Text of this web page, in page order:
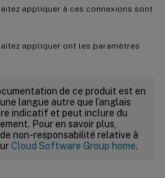
appliquer à ces connexions sont
appliquer ont les paramètres
de ce produit est en
langue autre que l’anglais
indicatif et peut inclure du
Pour en savoir plus,
non-responsabilité relative à
Cloud Software Group home.